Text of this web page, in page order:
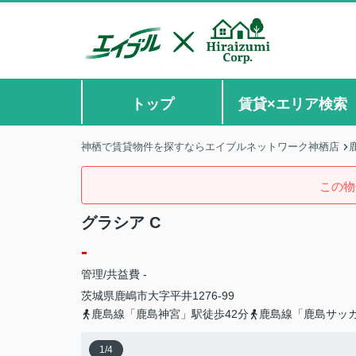
トップ 賃貸×エリア検索
神栖で賃貸物件を探すならエイブルネットワーク神栖店
この
グラシア C
-
管理/共益費 -
茨城県鹿嶋市大字平井1276-99
鹿島線「鹿島神宮」駅徒歩42分
鹿島線「鹿島サッ
1/4